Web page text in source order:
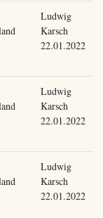
Ludwig
Karsch
22.01.2022
Ludwig
Karsch
22.01.2022
Ludwig
Karsch
22.01.2022